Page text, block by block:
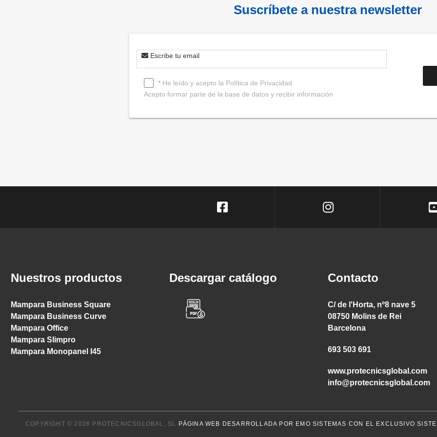
Suscríbete a nuestra newsletter
Escribe tu email
* He leído y acepto la Política de Privacidad
Acepto formar parte de la base de datos y recibir información
Nuestros productos
Mampara Business Square
Mampara Business Curve
Mampara Office
Mampara Slimpro
Mampara Monopanel I45
Descargar catálogo Contacto
C/ de l'Horta, nº8 nave 5
08750 Molins de Rei
Barcelona
693 503 691
www.protecnicsglobal.com
info@protecnicsglobal.com
COPYRIGHT © 2026 PROTECNICSGLOBAL, SL PÁGINA WEB DESARROLLADA POR EMO SISTEMAS CON EL EXCLUSIVO